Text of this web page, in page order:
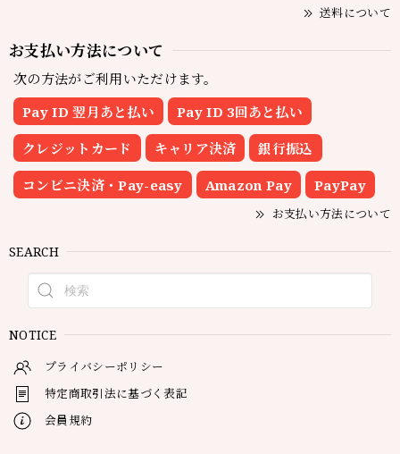
送料について
お支払い方法について
次の方法がご利用いただけます。
Pay ID 翌月あと払い
Pay ID 3回あと払い
クレジットカード キャリア決済 銀行振込
コンビニ決済・Pay-easy Amazon Pay PayPay
お支払い方法について
SEARCH
NOTICE
プライバシーポリシー
特定商取引法に基づく表記
会員規約